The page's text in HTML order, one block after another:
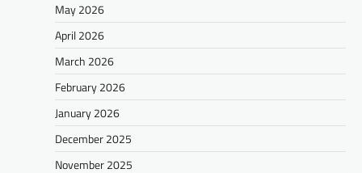
May 2026
April 2026
March 2026
February 2026
January 2026
December 2025
November 2025